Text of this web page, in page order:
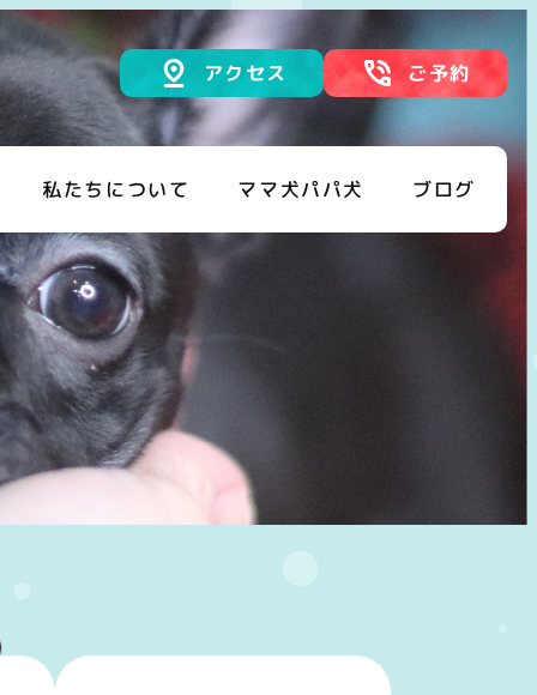
私たちについて ママ犬パパ犬 ブログ
アクセス ご予約